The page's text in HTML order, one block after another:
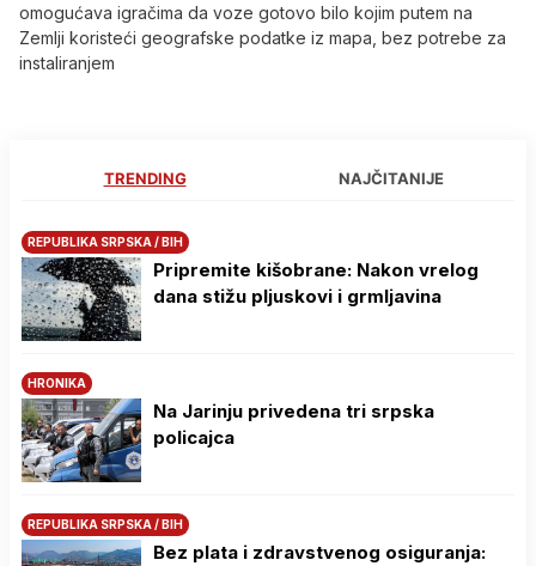
omogućava igračima da voze gotovo bilo kojim putem na
Zemlji koristeći geografske podatke iz mapa, bez potrebe za
instaliranjem
TRENDING NAJČITANIJE
REPUBLIKA SRPSKA / BIH
Pripremite kišobrane: Nakon vrelog
dana stižu pljuskovi i grmljavina
HRONIKA
Na Јarinju privedena tri srpska
policajca
REPUBLIKA SRPSKA / BIH
Bez plata i zdravstvenog osiguranja: